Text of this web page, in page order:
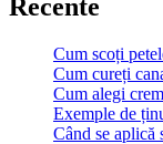
Recente
Cum scoți
Cum cureți
Cum alegi
Exemple de
Când se aplică